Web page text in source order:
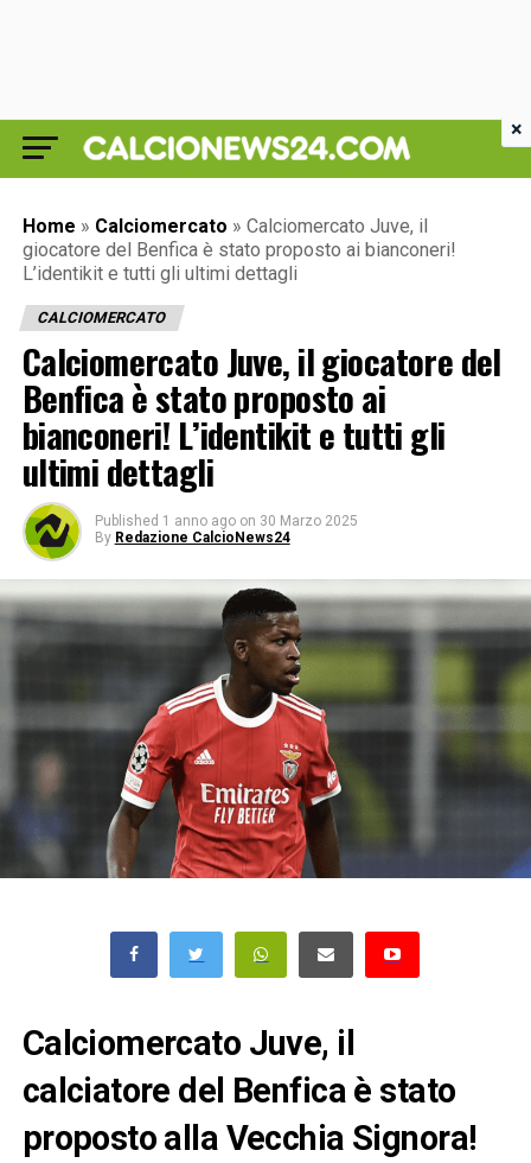
Home » Calciomercato » Calciomercato Juve, il
giocatore del Benfica è stato proposto ai bianconeri!
L’identikit e tutti gli ultimi dettagli
CALCIOMERCATO
Calciomercato Juve, il giocatore del
Benfica è stato proposto ai
bianconeri! L’identikit e tutti gli
ultimi dettagli
Published 1 anno ago on 30 Marzo 2025
By Redazione CalcioNews24
Calciomercato Juve, il
calciatore del Benfica è stato
proposto alla Vecchia Signora!
×